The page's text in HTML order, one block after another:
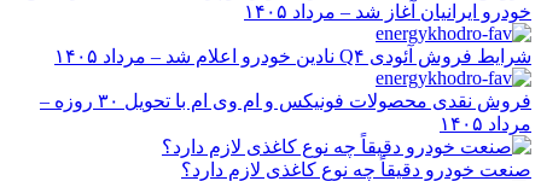
خودرو ایرانیان آغاز شد – مرداد ۱۴۰۵
شرایط فروش آئودی Q۴ نادین خودرو اعلام شد – مرداد ۱۴۰۵
فروش نقدی محصولات فونیکس و ام وی ام با تحویل ۳۰ روزه –
مرداد ۱۴۰۵
صنعت خودرو دقیقاً چه نوع کاغذی لازم دارد؟